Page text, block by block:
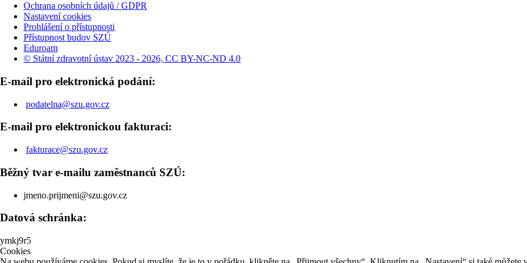
Ochrana osobních údajů / GDPR
Nastavení cookies
Prohlášení o přístupnosti
Přístupnost budov SZÚ
Eduroam
© Státní zdravotní ústav 2023 - 2026, CC BY-NC-ND 4.0
E-mail pro elektronická podání:
podatelna@szu.gov.cz
E-mail pro elektronickou fakturaci:
fakturace@szu.gov.cz
Běžný tvar e-mailu zaměstnanců SZÚ:
jmeno.prijmeni@szu.gov.cz
Datová schránka:
ymkj9r5
Cookies